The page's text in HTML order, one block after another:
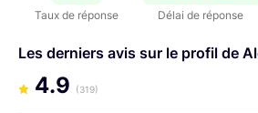
Taux de réponse
Délai de réponse
Les derniers avis sur le profil de
4.9 (319)